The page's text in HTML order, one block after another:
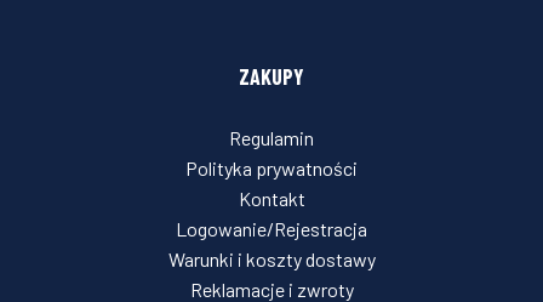
ZAKUPY
Regulamin
Polityka prywatności
Kontakt
Logowanie/Rejestracja
Warunki i koszty dostawy
Reklamacje i zwroty